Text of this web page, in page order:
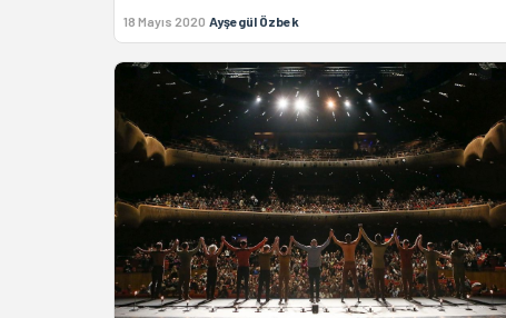
18 Mayıs 2020 Ayşegül Özbek